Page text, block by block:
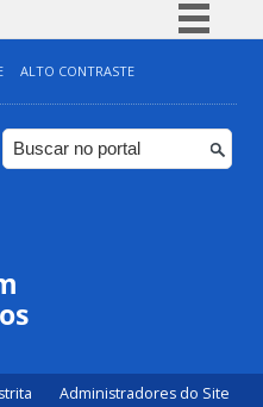
Simplifique!
Comunica BR
Participe
ALTO CONTRASTE
Administradores do Site